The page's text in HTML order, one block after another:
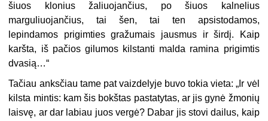
šiuos klonius žaliuojančius, po šiuos kalnelius
marguliuojančius, tai šen, tai ten apsistodamos,
lepindamos prigimties gražumais jausmus ir širdį. Kaip
karšta, iš pačios gilumos kilstanti malda ramina prigimtis
dvasią…“
Tačiau anksčiau tame pat vaizdelyje buvo tokia vieta: „Ir vėl
kilsta mintis: kam šis bokštas pastatytas, ar jis gynė žmonių
lais­vę, ar dar labiau juos vergė? Dabar jis stovi dailus, kaip